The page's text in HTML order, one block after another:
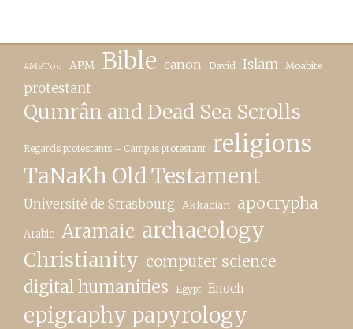
#MeToo APM Bible canon David Islam Moabite
protestant
Qumrân and Dead Sea Scrolls
Regards protestants – Campus protestant religions
TaNaKh Old Testament
Université de Strasbourg Akkadian apocrypha
Arabic Aramaic archaeology
Christianity computer science
digital humanities Egypt Enoch
epigraphy papyrology